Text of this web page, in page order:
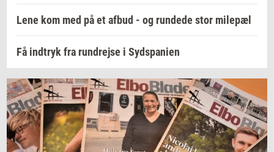
Lene kom med på et afbud - og rundede stor milepæl
Få indtryk fra rundrejse i Sydspanien